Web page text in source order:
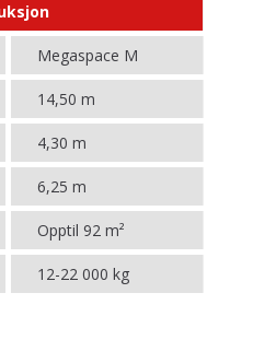
Megaspace M
14,50 m
4,30 m
6,25 m
Opptil 92 m²
12-22 000 kg